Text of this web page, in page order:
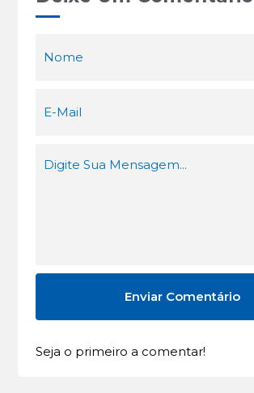
Seja o primeiro a comentar!